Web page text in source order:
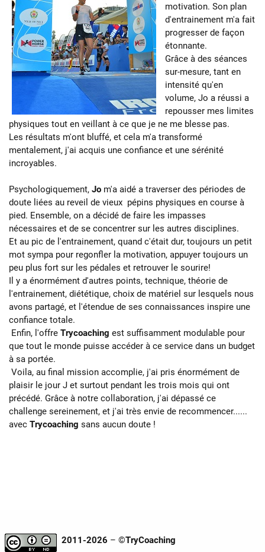
motivation. Son plan
d'entrainement m'a fait
progresser de façon
étonnante.
Grâce à des séances
sur-mesure, tant en
intensité qu'en
volume, Jo a réussi a
repousser mes limites
physiques tout en veillant à ce que je ne me blesse pas.
Les résultats m'ont bluffé, et cela m'a transformé
mentalement, j'ai acquis une confiance et une sérénité
incroyables.
Psychologiquement,Jo m'a aidé a traverser des périodes de
doute liées au reveil de vieux pépins physiques en course à
pied. Ensemble, on a décidé de faire les impasses
nécessaires et de se concentrer sur les autres disciplines.
Et au pic de l'entrainement, quand c'était dur, toujours un petit
mot sympa pour regonfler la motivation, appuyer toujours un
peu plus fort sur les pédales et retrouver le sourire!
Il y a énormément d'autres points, technique, théorie de
l'entrainement, diététique, choix de matériel sur lesquels nous
avons partagé, et l'étendue de ses connaissances inspire une
confiance totale.
Enfin, l'offreTrycoaching est suffisamment modulable pour
que tout le monde puisse accéder à ce service dans un budget
à sa portée.
Voila, au final mission accomplie, j'ai pris énormément de
plaisir le jour J et surtout pendant les trois mois qui ont
précédé. Grâce à notre collaboration, j'ai dépassé ce
challenge sereinement, et j'ai très envie de recommencer......
avecTrycoaching sans aucun doute !
2011-2026 – ©TryCoaching